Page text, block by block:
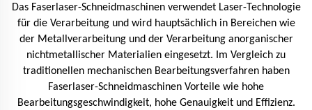
Das Faserlaser-Schneidmaschinen verwendet Laser-Technologie
für die Verarbeitung und wird hauptsächlich in Bereichen wie
der Metallverarbeitung und der Verarbeitung anorganischer
nichtmetallischer Materialien eingesetzt. Im Vergleich zu
traditionellen mechanischen Bearbeitungsverfahren haben
Faserlaser-Schneidmaschinen Vorteile wie hohe
Bearbeitungsgeschwindigkeit, hohe Genauigkeit und Effizienz.